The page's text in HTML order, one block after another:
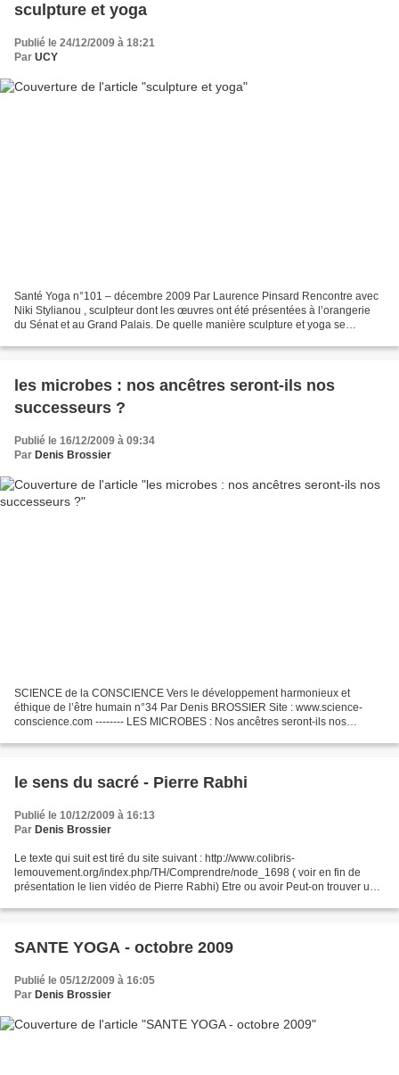
sculpture et yoga
Publié le 24/12/2009 à 18:21
Par UCY
Santé Yoga n°101 – décembre 2009 Par Laurence Pinsard Rencontre avec
Niki Stylianou , sculpteur dont les œuvres ont été présentées à l’orangerie
du Sénat et au Grand Palais. De quelle manière sculpture et yoga se
les microbes : nos ancêtres seront-ils nos
successeurs ?
Publié le 16/12/2009 à 09:34
Par Denis Brossier
SCIENCE de la CONSCIENCE Vers le développement harmonieux et
éthique de l’être humain n°34 Par Denis BROSSIER Site : www.science-
conscience.com -------- LES MICROBES : Nos ancêtres seront-ils nos
le sens du sacré - Pierre Rabhi
Publié le 10/12/2009 à 16:13
Par Denis Brossier
Le texte qui suit est tiré du site suivant : http://www.colibris-
lemouvement.org/index.php/TH/Comprendre/node_1698 ( voir en fin de
présentation le lien vidéo de Pierre Rabhi) Etre ou avoir Peut-on trouver un
SANTE YOGA - octobre 2009
Publié le 05/12/2009 à 16:05
Par Denis Brossier